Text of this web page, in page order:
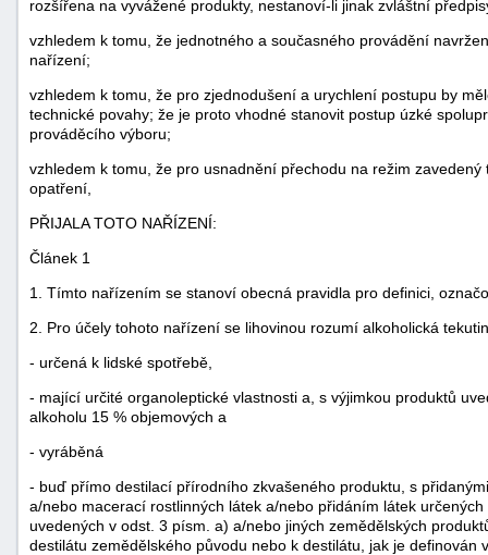
rozšířena na vyvážené produkty, nestanoví-li jinak zvláštní
vzhledem k tomu, že jednotného a současného provádění
nařízení;
vzhledem k tomu, že pro zjednodušení a urychlení postupu by
technické povahy; že je proto vhodné stanovit postup úzké
prováděcího výboru;
vzhledem k tomu, že pro usnadnění přechodu na režim
opatření,
PŘIJALA TOTO NAŘÍZENÍ:
Článek 1
1. Tímto nařízením se stanoví obecná pravidla pro definici,
2. Pro účely tohoto nařízení se lihovinou rozumí alkoholická
- určená k lidské spotřebě,
- mající určité organoleptické vlastnosti a, s výjimkou produktů
alkoholu 15 % objemových a
- vyráběná
- buď přímo destilací přírodního zkvašeného produktu, s
a/nebo macerací rostlinných látek a/nebo přidáním látek
uvedených v odst. 3 písm. a) a/nebo jiných zemědělských
destilátu zemědělského původu nebo k destilátu, jak je definován